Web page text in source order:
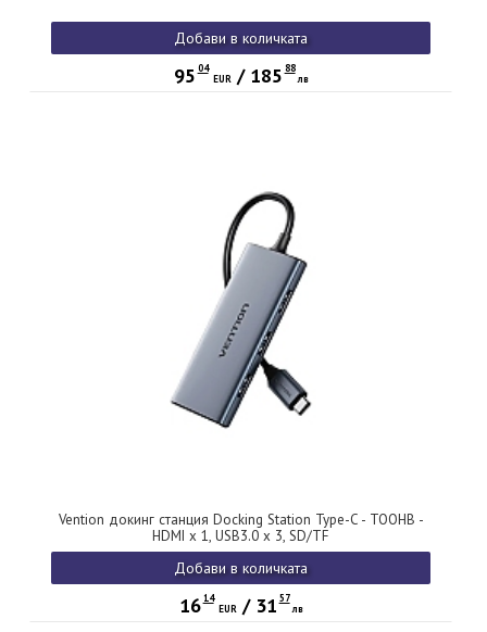
Добави в количката
95 04
EUR/ 185 88
лв
Vention докинг станция Docking Station Type-C - TOOHB -
HDMI x 1, USB3.0 x 3, SD/TF
Добави в количката
16 14
EUR/ 31 57
лв